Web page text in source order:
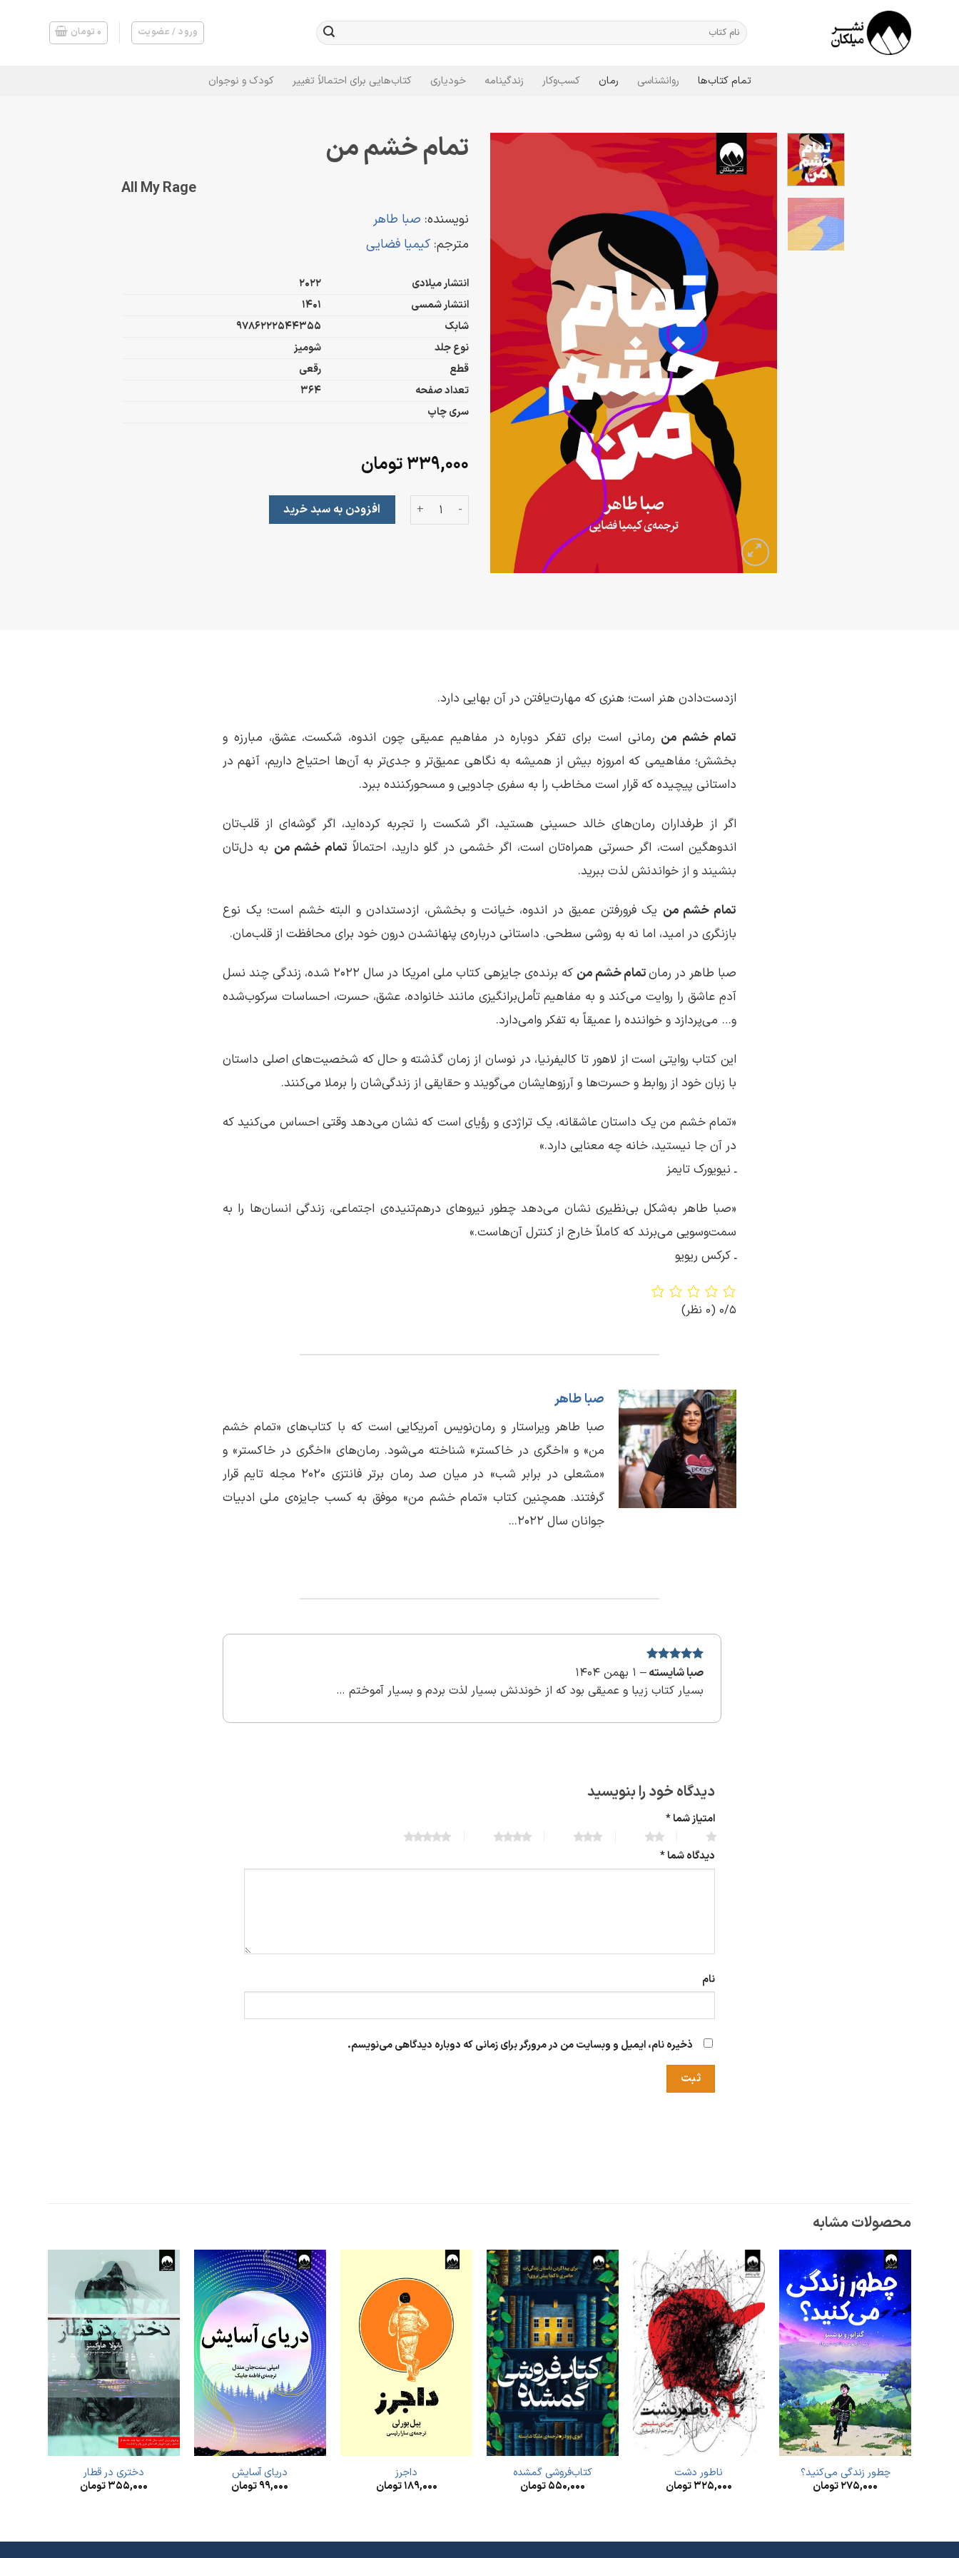
جستجو
برای:
ورود / عضویت ۰ تومان
تمام کتاب‌ها روانشناسی رمان کسب‌وکار زندگینامه خودیاری کتاب‌هایی برای احتمالاً تغییر کودک و نوجوان
تمام خشم من
All My Rage
نویسنده: صبا طاهر
مترجم: کیمیا فضایی
انتشار میلادی
2022
انتشار شمسی
1401
شابک
9786222544355
نوع جلد
شومیز
قطع
رقعی
تعداد صفحه
364
سری چاپ
۳۳۹,۰۰۰تومان
تمام خشم من عدد افزودن به سبد خرید
ازدست‌دادن هنر است؛ هنری که مهارت‌یافتن در آن بهایی دارد.
تمام خشم من رمانی است برای تفکر دوباره در مفاهیم عمیقی چون اندوه، شکست، عشق، مبارزه و
بخشش؛ مفاهیمی که امروزه بیش از همیشه به نگاهی عمیق‌تر و جدی‌تر به آن‌ها احتیاج داریم، آن‎هم در
داستانی پیچیده که قرار است مخاطب را به سفری جادویی و مسحورکننده ببرد.
اگر از طرفداران رمان‌های خالد حسینی هستید، اگر شکست را تجربه کرده‌اید، اگر گوشه‌ای از قلب‌تان
اندوهگین است، اگر حسرتی همراه‌تان است، اگر خشمی در گلو دارید، احتمالاً تمام خشم من به دل‌تان
بنشیند و از خواندنش لذت ببرید.
تمام خشم من
یک فرورفتن عمیق در اندوه، خیانت و بخشش، از‎دست‎دادن و البته خشم است؛ یک نوع
بازنگری در امید، اما نه به روشی سطحی. داستانی درباره‌ی پنهان‎شدن درون خود برای محافظت از قلب‌مان.
صبا طاهر در رمانتمام خشم من
که برنده‌ی جایزه‎ی کتاب ملی امریکا در سال 2022 شده، زندگی چند نسل
آدمِ عاشق را روایت می‌کند و به مفاهیم تأمل‌برانگیزی مانند خانواده، عشق، حسرت، احساسات سرکوب‌شده
و… می‌پردازد و خواننده را عمیقاً به تفکر وامی‌دارد.
این کتاب روایتی است از لاهور تا کالیفرنیا، در نوسان از زمان گذشته و حال که شخصیت‌های اصلی داستان
با زبان خود از روابط و حسرت‌ها و آرزوهای‎شان می‌گویند و حقایقی از زندگی‌شان را برملا می‌کنند.
«تمام خشم من یک داستان عاشقانه، یک تراژدی و رؤیای است که نشان می‌دهد وقتی احساس می‌کنید که
در آن جا نیستید، خانه چه معنایی دارد.»
ـ نیویورک تایمز
«صبا طاهر به‌شکل بی‌نظیری نشان می‌دهد چطور نیروهای درهم‌تنیده‌ی اجتماعی، زندگی انسان‌ها را به
سمت‌وسویی می‌برند که کاملاً خارج از کنترل آن‌هاست.»
ـ کرکس ریویو
0/5 (0 نظر)
صبا طاهر
صبا طاهر ویراستار و رمان‌نویس آمریکایی است که با کتاب‌های «تمام خشم
من» و «اخگری در خاکستر» شناخته می‌شود. رمان‌های «اخگری در خاکستر» و
«مشعلی در برابر شب» در میان صد رمان برتر فانتزی 2020 مجله تایم قرار
گرفتند. همچنین کتاب «تمام خشم من» موفق به کسب جایزه‌ی ملی ادبیات
جوانان سال 2022...
نمره5از
صبا شایسته– 1 بهمن 1404
بسیار کتاب زیبا و عمیقی بود که از خوندنش بسیار لذت بردم و بسیار آموختم …
دیدگاه خود را بنویسید
امتیاز شما*
دیدگاه شما*
نام
ذخیره نام، ایمیل و وبسایت من در مرورگر برای زمانی که دوباره دیدگاهی می‌نویسم.
محصولات مشابه
چطور زندگی می‌کنید؟
۲۷۵,۰۰۰تومان
ناطور دشت
۳۲۵,۰۰۰تومان
کتاب‌فروشی گمشده
۵۵۰,۰۰۰تومان
داجرز
۱۸۹,۰۰۰تومان
دریای آسایش
۹۹,۰۰۰تومان
دختری در قطار
۳۵۵,۰۰۰تومان